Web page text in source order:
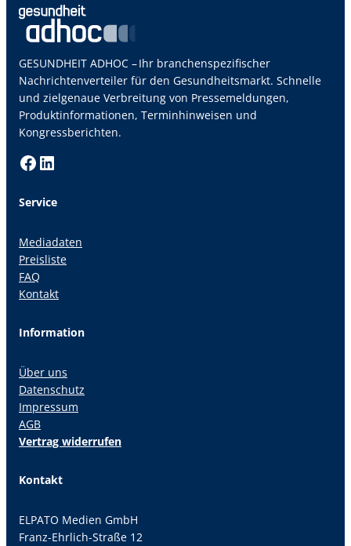
GESUNDHEIT ADHOC – Ihr branchenspezifischer
Nachrichtenverteiler für den Gesundheitsmarkt. Schnelle
und zielgenaue Verbreitung von Pressemeldungen,
Produktinformationen, Terminhinweisen und
Kongressberichten.
Facebook LinkedIn
Service
Mediadaten
Preisliste
FAQ
Kontakt
Information
Über uns
Datenschutz
Impressum
AGB
Vertrag widerrufen
Kontakt
ELPATO Medien GmbH
Franz-Ehrlich-Straße 12